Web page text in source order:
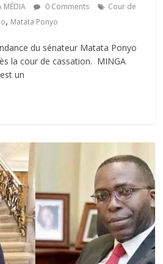
MÉDIA 0 Comments
Cour de
, Matata Ponyo
du sénateur Matata Ponyo
la cour de cassation. MINGA
un